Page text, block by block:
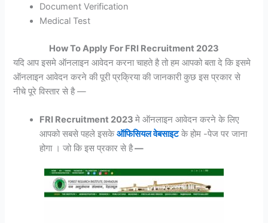
Document Verification
Medical Test
How To Apply For FRI Recruitment 2023
यदि आप इसमे ऑनलाइन आवेदन करना चाहते है तो हम आपको बता दे कि इसमे
ऑनलाइन आवेदन करने की पूरी प्रक्रिया की जानकारी कुछ इस प्रकार से
नीचे पूरे विस्तार से है —
FRI Recruitment 2023मे ऑनलाइन आवेदन करने के लिए
आपको सबसे पहले इसकेऑफिसियल वेबसाइटके होम -पेज पर जाना
होगा । जो कि इस प्रकार से है—